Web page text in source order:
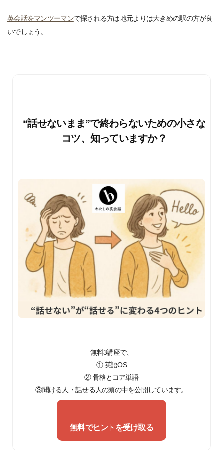
英会話をマンツーマンで探される方は地元よりは大きめの駅の方が良
いでしょう。
“話せないまま”で終わらないための小さな
コツ、知っていますか？
無料3講座で、
① 英語OS
② 骨格とコア単語
③聞ける人・話せる人の頭の中を公開しています。
無料でヒントを受け取る